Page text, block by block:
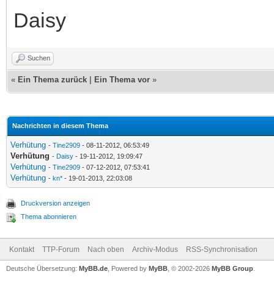
Daisy
Suchen
« Ein Thema zurück Ein Thema vor »
Nachrichten in diesem Thema
Verhütung - Tine2909 - 08-11-2012, 06:53:49
Verhütung - Daisy - 19-11-2012, 19:09:47
Verhütung - Tine2909 - 07-12-2012, 07:53:41
Verhütung - kn* - 19-01-2013, 22:03:08
Druckversion anzeigen
Thema abonnieren
Kontakt TTP-Forum Nach oben Archiv-Modus RSS-Synchronisation
Deutsche Übersetzung: MyBB.de , Powered by MyBB , © 2002-2026 MyBB Group